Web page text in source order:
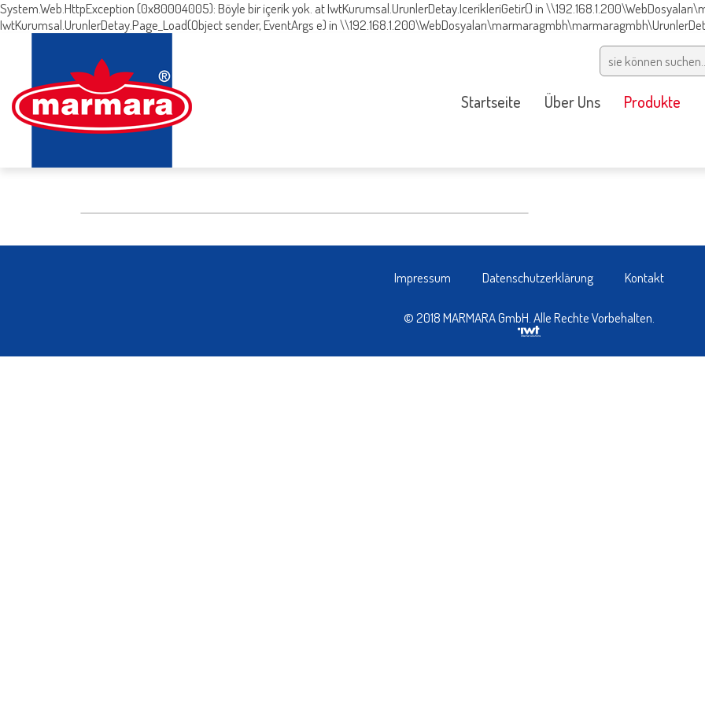
System.Web.HttpException (0x80004005): Böyle bir içerik yok. at IwtKurumsal.UrunlerDetay.IcerikleriGetir() in
IwtKurumsal.UrunlerDetay.Page_Load(Object sender, EventArgs e) in
Startseite Über Uns Produkte
Impressum Datenschutzerklärung Kontakt
© 2018 MARMARA GmbH. Alle Rechte Vorbehalten.